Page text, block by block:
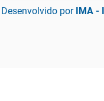
Desenvolvido por IMA -